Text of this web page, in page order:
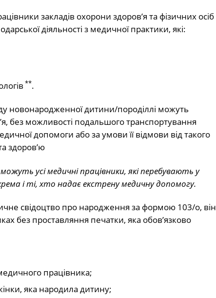
закладів охорони здоров’я та фізичних осіб
діяльності з медичної практики, які:
**.
новонародженної дитини/породіллі можуть
без можливості подальшого транспортування
допомоги або за умови її відмови від такого
здоров’ю
усі медичні працівники, які перебувають у
і ті, хто надає екстрену медичну допомогу.
свідоцтво про народження за формою 103/о, він
без проставляння печатки, яка обов’язково
працівника;
яка народила дитину;